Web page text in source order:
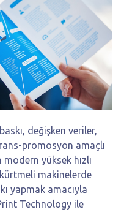
değişken veriler,
promosyon amaçlı
modern yüksek hızlı
makinelerde
yapmak amacıyla
Technology ile